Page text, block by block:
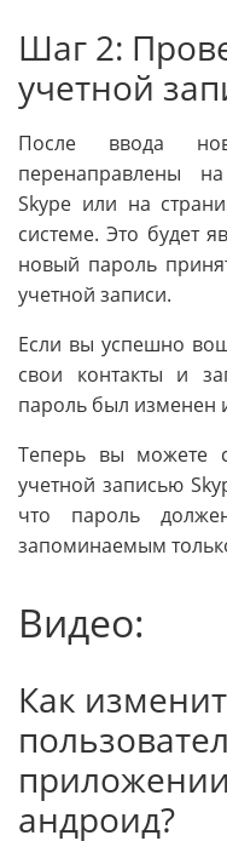
Шаг 2:
учетной
После ввода
перенаправлены
Skype или на
системе. Это будет
новый пароль
учетной записи.
Если вы успешно
свои контакты и
пароль был изменен
Теперь вы можете
учетной записью
что пароль
запоминаемым
Видео:
Как
андроид?